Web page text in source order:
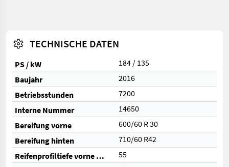
TECHNISCHE DATEN
PS / kW
184 / 135
Baujahr
2016
Betriebsstunden
7200
Interne Nummer
14650
Bereifung vorne
600/60 R 30
Bereifung hinten
710/60 R42
Reifenprofiltiefe vorne (%)
55